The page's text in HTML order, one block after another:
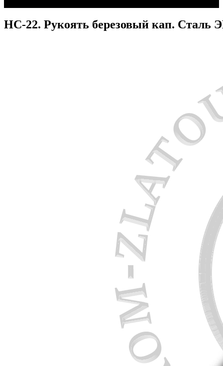
НС-22. Рукоять березовый кап. Сталь